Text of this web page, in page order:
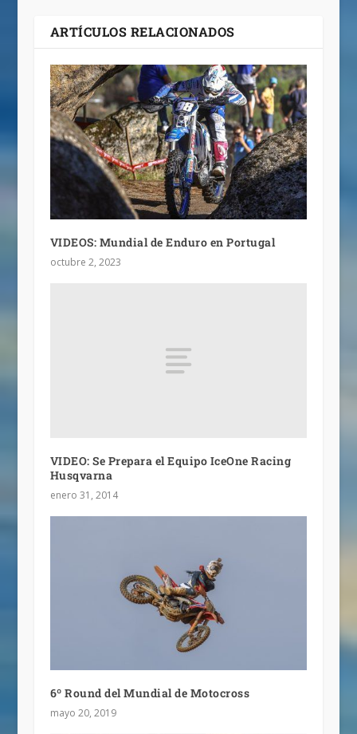
ARTÍCULOS RELACIONADOS
VIDEOS: Mundial de Enduro en Portugal
octubre 2, 2023
VIDEO: Se Prepara el Equipo IceOne Racing
Husqvarna
enero 31, 2014
6º Round del Mundial de Motocross
mayo 20, 2019